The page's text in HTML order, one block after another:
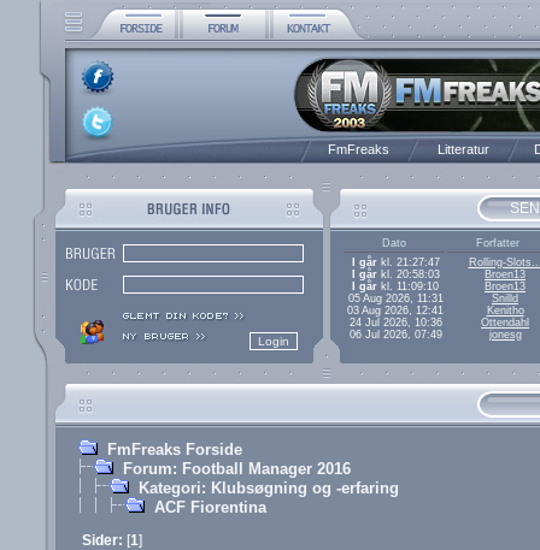
FmFreaks Litteratur
Dato
Forfatter
I gårkl. 21:27:47
Rolling-
I gårkl. 20:58:03
Broen13
I går kl. 11:09:10
Broen13
05 Aug 2026, 11:31
Snilld
03 Aug 2026, 12:41
Kenitho
24 Jul 2026, 10:36
Ottendahl
06 Jul 2026, 07:49
jonesg
FmFreaks Forside
Forum: Football Manager 2016
Kategori: Klubsøgning og -erfaring
ACF Fiorentina
Sider: [1]